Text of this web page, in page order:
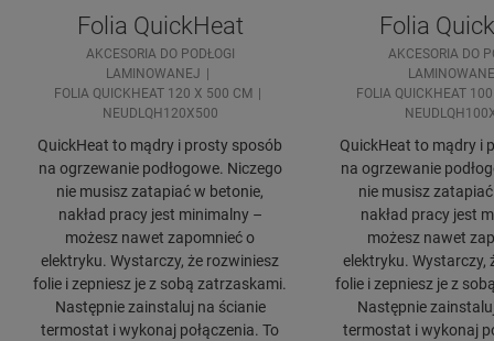
Folia QuickHeat
AKCESORIA DO PODŁOGI
LAMINOWANEJ
FOLIA QUICKHEAT 120 X 500 CM
NEUDLQH120X500
QuickHeat to mądry i prosty sposób
na ogrzewanie podłogowe. Niczego
nie musisz zatapiać w betonie,
nakład pracy jest minimalny –
możesz nawet zapomnieć o
elektryku. Wystarczy, że rozwiniesz
folie i zepniesz je z sobą zatrzaskami.
Następnie zainstaluj na ścianie
termostat i wykonaj połączenia. To
Folia
AKCESORIA DO
FOLIA QUICKHEAT
QuickHeat to mądry i
na ogrzewanie
nie musisz
nakład pracy jest
możesz nawet
elektryku. Wystarczy,
folie i zepniesz je z
Następnie
termostat i wykonaj